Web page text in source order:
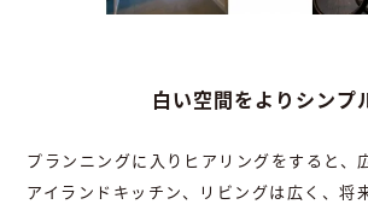
白い空間をよりシンプ
プランニングに入りヒアリングをすると、
アイランドキッチン、リビングは広く、将